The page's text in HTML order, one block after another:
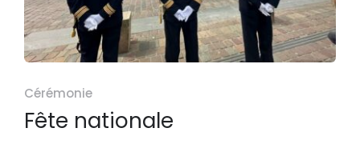
Cérémonie
Fête nationale